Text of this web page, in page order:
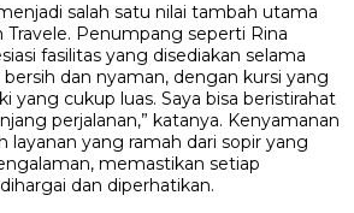
salah satu nilai tambah utama
Penumpang seperti Rina
fasilitas yang disediakan selama
bersih dan nyaman, dengan kursi yang
yang cukup luas. Saya bisa beristirahat
perjalanan,” katanya. Kenyamanan
layanan yang ramah dari sopir yang
memastikan setiap
dan diperhatikan.